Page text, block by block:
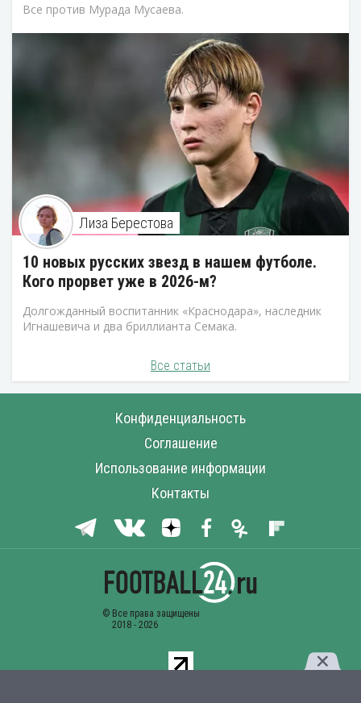
Все против Мурада Мусаева.
Лиза Берестова
10 новых русских звезд в нашем футболе.
Кого прорвет уже в 2026-м?
Долгожданный воспитанник «Краснодара», наследник
Игнашевича и два бриллианта Семака.
Все статьи
Конфиденциальность
Соглашение
Использование информации
Контакты